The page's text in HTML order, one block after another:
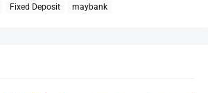
Fixed Deposit maybank